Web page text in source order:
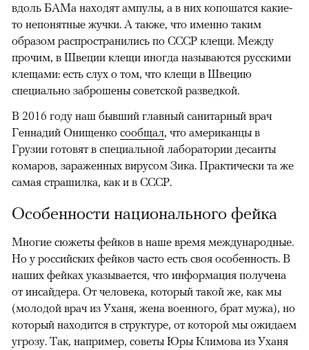
вдоль БАМа находят ампулы, а в них копошатся какие-
то непонятные жучки. А также, что именно таким
образом распространились по СССР клещи. Между
прочим, в Швеции клещи иногда называются русскими
клещами: есть слух о том, что клещи в Швецию
специально заброшены советской разведкой.
В 2016 году наш бывший главный санитарный врач
Геннадий Онищенко сообщал, что американцы в
Грузии готовят в специальной лаборатории десанты
комаров, зараженных вирусом Зика. Практически та же
самая страшилка, как и в СССР.
Особенности национального фейка
Многие сюжеты фейков в наше время международные.
Но у российских фейков часто есть своя особенность. В
наших фейках указывается, что информация получена
от инсайдера. От человека, который такой же, как мы
(молодой врач из Уханя, жена военного, брат мужа), но
который находится в структуре, от которой мы ожидаем
угрозу. Так, например, советы Юры Климова из Уханя